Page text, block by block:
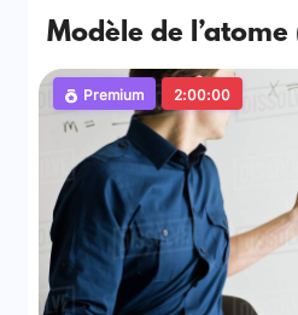
Modèle de l’atome
Premium 2:00:00